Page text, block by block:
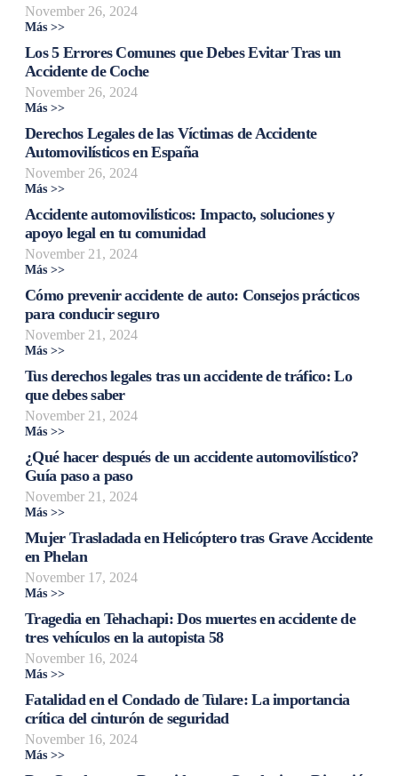
November 26, 2024
Más >>
Los 5 Errores Comunes que Debes Evitar Tras un
Accidente de Coche
November 26, 2024
Más >>
Derechos Legales de las Víctimas de Accidente
Automovilísticos en España
November 26, 2024
Más >>
Accidente automovilísticos: Impacto, soluciones y
apoyo legal en tu comunidad
November 21, 2024
Más >>
Cómo prevenir accidente de auto: Consejos prácticos
para conducir seguro
November 21, 2024
Más >>
Tus derechos legales tras un accidente de tráfico: Lo
que debes saber
November 21, 2024
Más >>
¿Qué hacer después de un accidente automovilístico?
Guía paso a paso
November 21, 2024
Más >>
Mujer Trasladada en Helicóptero tras Grave Accidente
en Phelan
November 17, 2024
Más >>
Tragedia en Tehachapi: Dos muertes en accidente de
tres vehículos en la autopista 58
November 16, 2024
Más >>
Fatalidad en el Condado de Tulare: La importancia
crítica del cinturón de seguridad
November 16, 2024
Más >>